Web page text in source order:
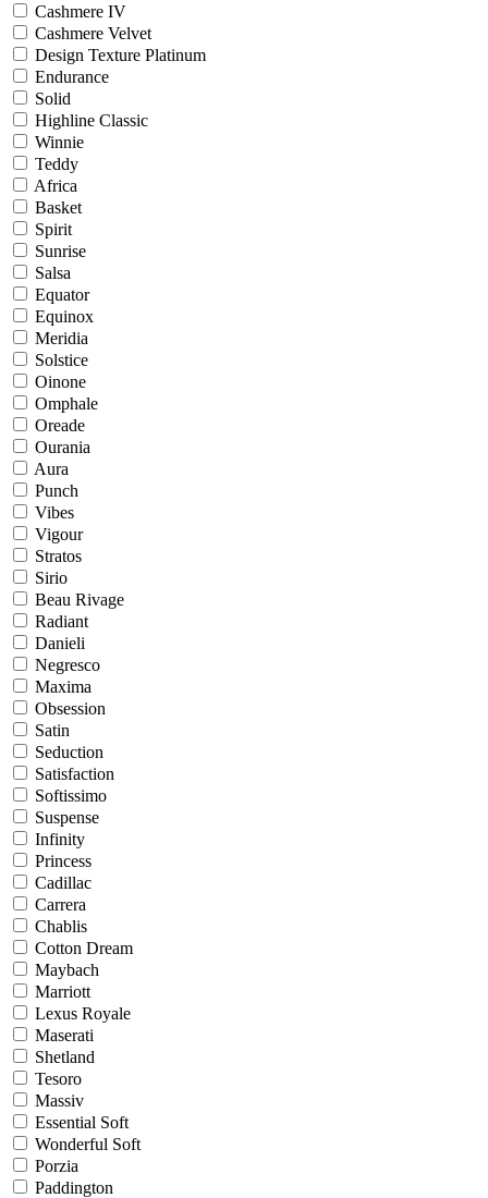
Cashmere IV
Cashmere Velvet
Design Texture Platinum
Endurance
Solid
Highline Classic
Winnie
Teddy
Africa
Basket
Spirit
Sunrise
Salsa
Equator
Equinox
Meridia
Solstice
Oinone
Omphale
Oreade
Ourania
Aura
Punch
Vibes
Vigour
Stratos
Sirio
Beau Rivage
Radiant
Danieli
Negresco
Maxima
Obsession
Satin
Seduction
Satisfaction
Softissimo
Suspense
Infinity
Princess
Cadillac
Carrera
Chablis
Cotton Dream
Maybach
Marriott
Lexus Royale
Maserati
Shetland
Tesoro
Massiv
Essential Soft
Wonderful Soft
Porzia
Paddington